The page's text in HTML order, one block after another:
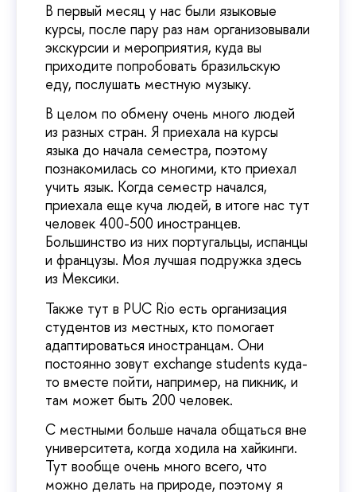
В первый месяц у нас были языковые
курсы, после пару раз нам организовывали
экскурсии и мероприятия, куда вы
приходите попробовать бразильскую
еду, послушать местную музыку.
В целом по обмену очень много людей
из разных стран. Я приехала на курсы
языка до начала семестра, поэтому
познакомилась со многими, кто приехал
учить язык. Когда семестр начался,
приехала еще куча людей, в итоге нас тут
человек 400-500 иностранцев.
Большинство из них португальцы, испанцы
и французы. Моя лучшая подружка здесь
из Мексики.
Также тут в PUC Rio есть организация
студентов из местных, кто помогает
адаптироваться иностранцам. Они
постоянно зовут exchange students куда-
то вместе пойти, например, на пикник, и
там может быть 200 человек.
С местными больше начала общаться вне
университета, когда ходила на хайкинги.
Тут вообще очень много всего, что
можно делать на природе, поэтому я